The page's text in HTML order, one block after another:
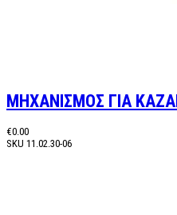
ΜΗΧΑΝΙΣΜΟΣ ΓΙΑ
€0.00
SKU 11.02.30-06